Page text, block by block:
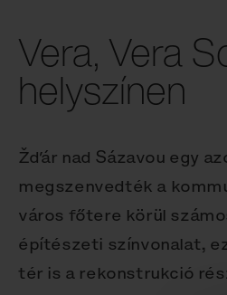
Vera, Vera
helyszínen
Žďár nad Sázavou egy
megszenvedték a
város főtere körül
építészeti színvonalat,
tér is a rekonstrukció